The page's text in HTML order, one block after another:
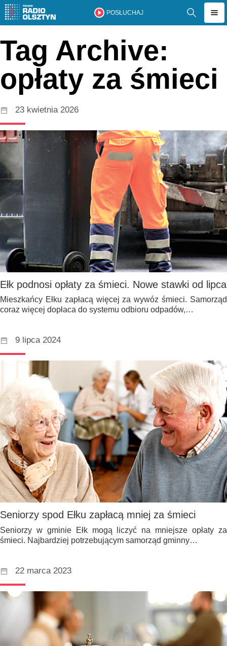
POSŁUCHAJ
Tag Archive:
opłaty za śmieci
23 kwietnia 2026
Ełk podnosi opłaty za śmieci. Nowe stawki od lipca
Mieszkańcy Ełku zapłacą więcej za wywóz śmieci. Samorząd
coraz więcej dopłaca do systemu odbioru odpadów,…
9 lipca 2024
Seniorzy spod Ełku zapłacą mniej za śmieci
Seniorzy w gminie Ełk mogą liczyć na mniejsze opłaty za
śmieci. Najbardziej potrzebującym samorząd gminny…
22 marca 2023